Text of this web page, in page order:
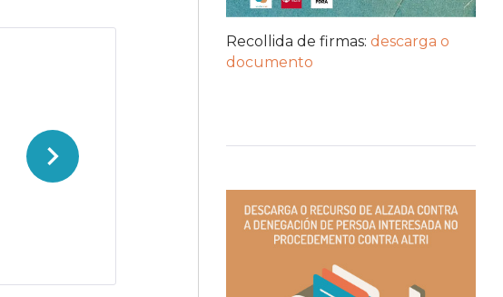
Recollida de firmas: descarga o
documento